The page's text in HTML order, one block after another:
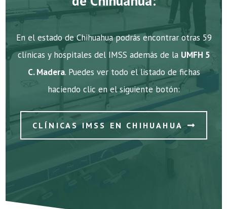
En el estado de Chihuahua podrás encontrar otras 59
clínicas y hospitales del IMSS además de la UMFH 5
C. Madera. Puedes ver todo el listado de fichas
haciendo clic en el siguiente botón:
CLÍNICAS IMSS EN CHIHUAHUA